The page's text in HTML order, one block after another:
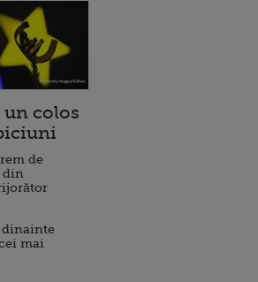
un colos
de
din
dinainte
mai